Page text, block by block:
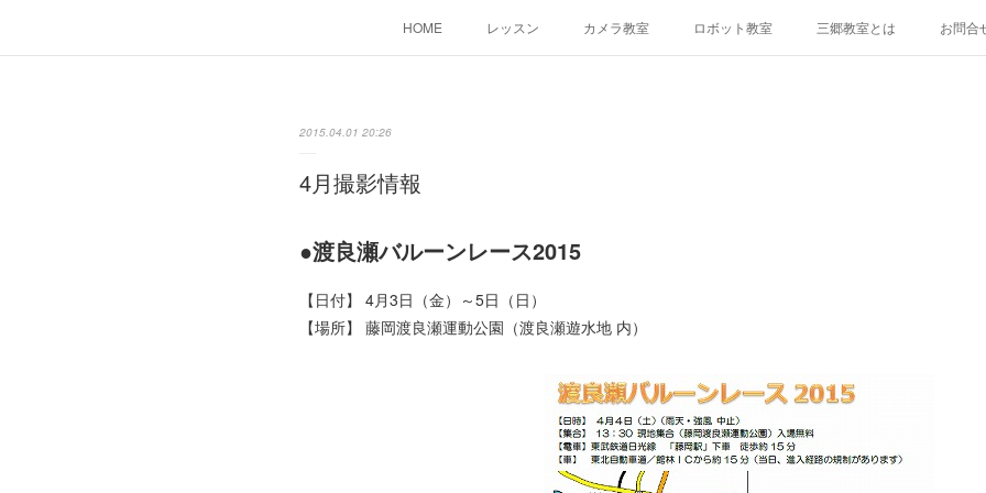
HOME レッスン カメラ教室 ロボット教室 三郷教室とは お問合
2015.04.01 20:26
4月撮影情報
●渡良瀬バルーンレース2015
【日付】 4月3日（金）～5日（日）
【場所】 藤岡渡良瀬運動公園（渡良瀬遊水地 内）